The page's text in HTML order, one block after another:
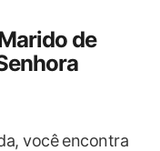
de
você encontra